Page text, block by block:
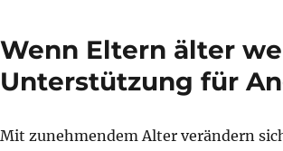
Wenn Eltern älter
Unterstützung für
Mit zunehmendem Alter verändern